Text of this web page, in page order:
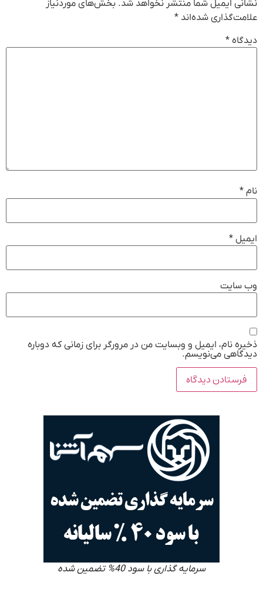
نشانی ایمیل شما منتشر نخواهد شد. بخش‌های موردنیاز
علامت‌گذاری شده‌اند *
دیدگاه *
نام *
ایمیل *
وب‌ سایت
ذخیره نام، ایمیل و وبسایت من در مرورگر برای زمانی که دوباره
دیدگاهی می‌نویسم.
سرمایه گذاری با سود 40% تضمین شده